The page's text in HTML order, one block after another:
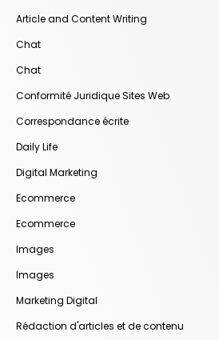
Article and Content Writing
Chat
Chat
Conformité Juridique Sites Web
Correspondance écrite
Daily Life
Digital Marketing
Ecommerce
Ecommerce
Images
Images
Marketing Digital
Rédaction d'articles et de contenu